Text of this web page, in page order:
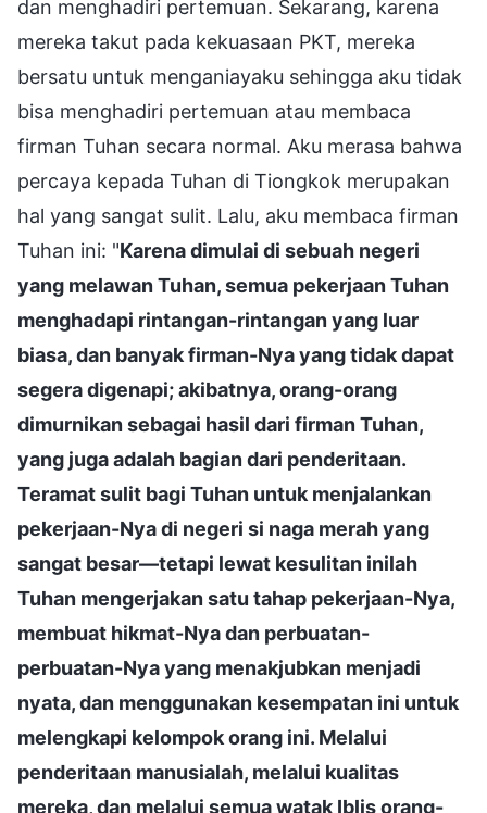
dan menghadiri pertemuan. Sekarang, karena
mereka takut pada kekuasaan PKT, mereka
bersatu untuk menganiayaku sehingga aku tidak
bisa menghadiri pertemuan atau membaca
firman Tuhan secara normal. Aku merasa bahwa
percaya kepada Tuhan di Tiongkok merupakan
hal yang sangat sulit. Lalu, aku membaca firman
Tuhan ini: "Karena dimulai di sebuah negeri
yang melawan Tuhan, semua pekerjaan Tuhan
menghadapi rintangan-rintangan yang luar
biasa, dan banyak firman-Nya yang tidak dapat
segera digenapi; akibatnya, orang-orang
dimurnikan sebagai hasil dari firman Tuhan,
yang juga adalah bagian dari penderitaan.
Teramat sulit bagi Tuhan untuk menjalankan
pekerjaan-Nya di negeri si naga merah yang
sangat besar—tetapi lewat kesulitan inilah
Tuhan mengerjakan satu tahap pekerjaan-Nya,
membuat hikmat-Nya dan perbuatan-
perbuatan-Nya yang menakjubkan menjadi
nyata, dan menggunakan kesempatan ini untuk
melengkapi kelompok orang ini. Melalui
penderitaan manusialah, melalui kualitas
mereka, dan melalui semua watak Iblis orang-